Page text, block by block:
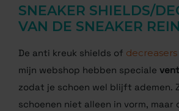
SNEAKER SHIELDS/
VAN DE SNEAKER
De anti kreuk shields of decreasers
mijn webshop hebben speciale
zodat je schoen wel blijft ademen.
schoenen niet alleen in vorm, maar